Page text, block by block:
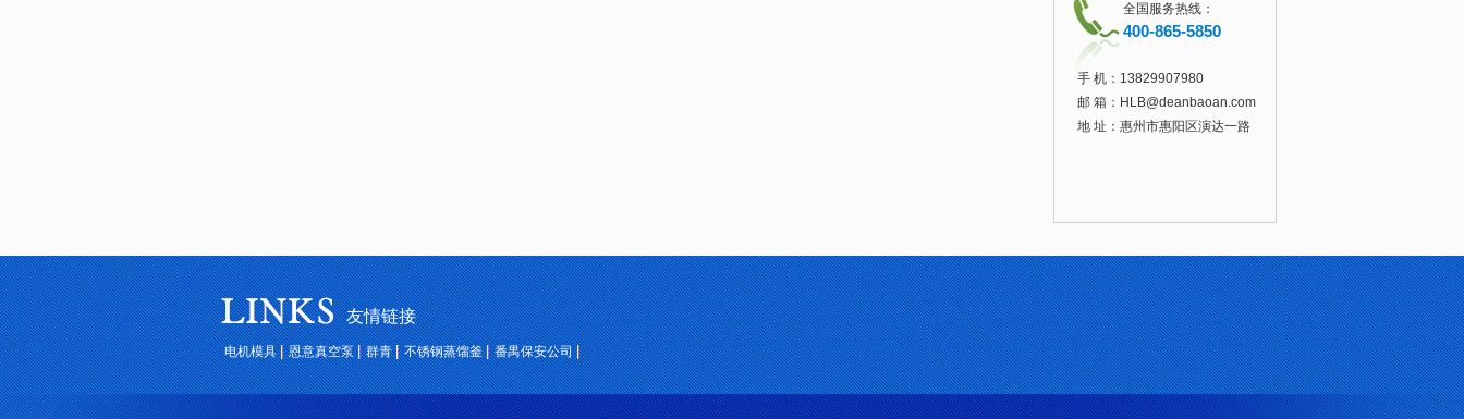
全国服务热线：
400-865-5850
手 机： 13829907980
邮 箱： HLB@deanbaoan.com
地 址：惠州市惠阳区演达一路
友情链接
电机模具 恩意真空泵 群青 不锈钢蒸馏釜 番禺保安公司